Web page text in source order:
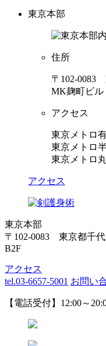
東京本部
住所
〒102-0083
MK麹町ビル
アクセス
東京メトロ
東京メトロ
東京メトロ
アクセス
東京本部
〒102-0083 東京都千
B2F
アクセス
tel.03-6657-5001 お問い
【電話受付】12:00～